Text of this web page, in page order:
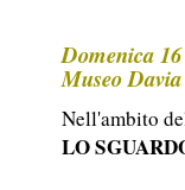
Domenica
Museo
Nell'ambito
LO